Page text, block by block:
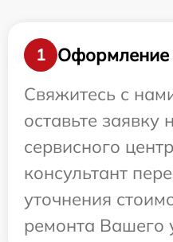
1
Оформление
Свяжитесь с
оставьте заявку
сервисного
консультант
уточнения
ремонта Вашего